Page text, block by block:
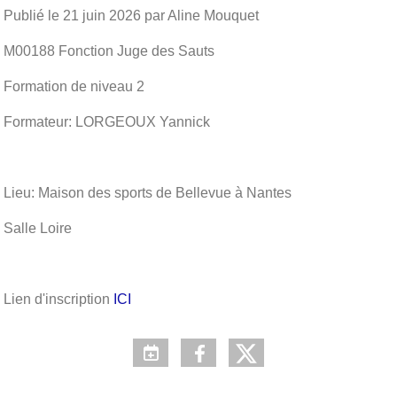
Publié le 21 juin 2026 par Aline Mouquet
M00188 Fonction Juge des Sauts
Formation de niveau 2
Formateur: LORGEOUX Yannick
Lieu: Maison des sports de Bellevue à Nantes
Salle Loire
Lien d'inscription ICI